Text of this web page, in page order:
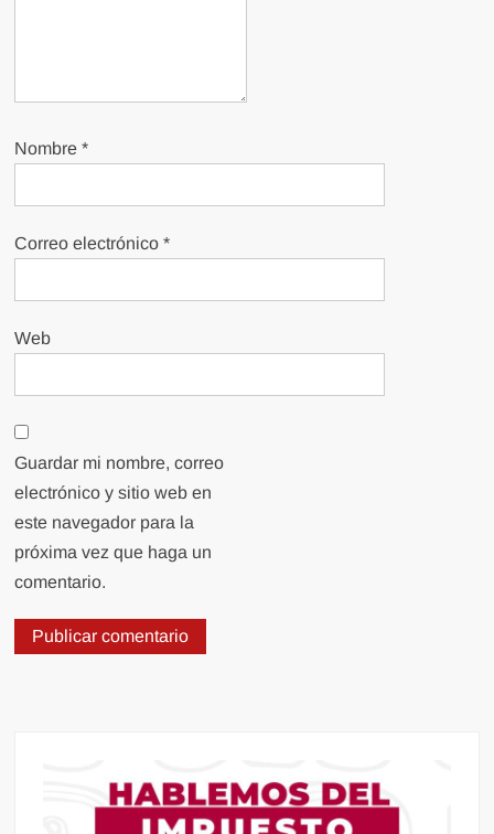
Nombre*
Correo electrónico*
Web
Guardar mi nombre, correo
electrónico y sitio web en
este navegador para la
próxima vez que haga un
comentario.